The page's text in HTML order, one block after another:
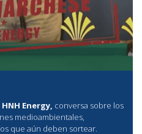
Energy, conversa sobre los
medioambientales,
que aún deben sortear.